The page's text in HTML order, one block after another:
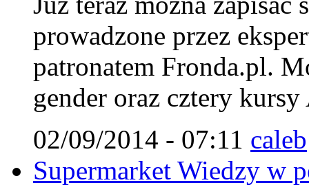
prowadzone przez
patronatem Fronda.pl.
gender oraz cztery
02/09/2014 - 07:11 caleb
Supermarket Wiedzy w